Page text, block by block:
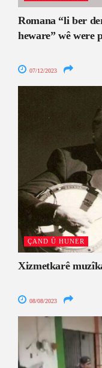
Romana “li ber
heware” wê were
07/12/2023
ÇAND Û HUNER
Xizmetkarê
08/08/2023